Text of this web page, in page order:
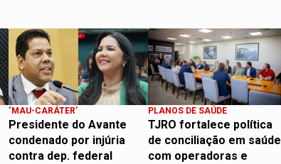
‘MAU-CARÁTER’
Presidente do Avante
condenado por injúria
contra dep. federal
PLANOS DE SAÚDE
TJRO fortalece política
de conciliação em saúde
com operadoras e